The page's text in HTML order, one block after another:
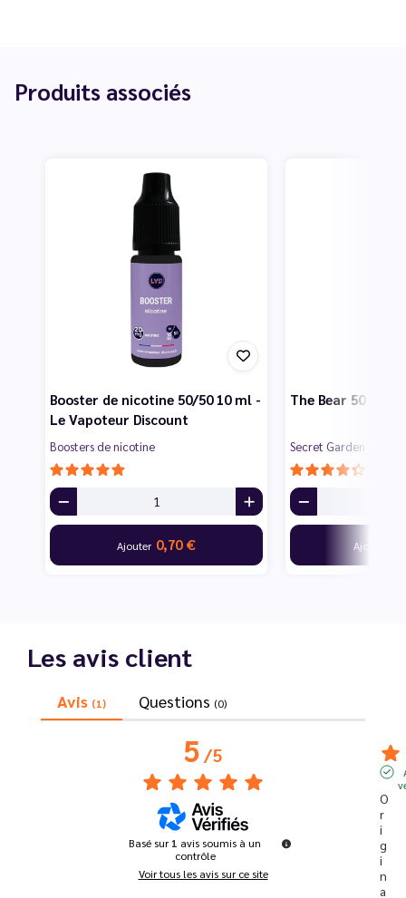
Produits associés
Booster de nicotine 50/50 10 ml -
Le Vapoteur Discount
Boosters de nicotine
Ajouter 0,70 €
The Bear 50 ml -
Secret Garden
Ajouter
Les avis client
Avis (1) Questions (0)
5/5
Basé sur1 avis soumis à un
contrôle
Voir tous les avis sur ce site
O
r
i
g
i
n
a